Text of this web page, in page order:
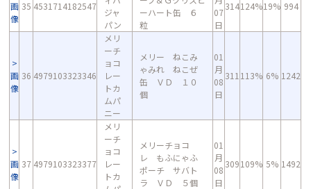
画
像
35 4531714182547
ジャ
パン
ーハート缶 ６
粒
07
日
314124%19% 994
画
像
36 4979103323346
メリ
ーチ
ョコ
レー
トカ
ムパ
ニー
メリー ねこみ
ゃみれ ねこぜ
缶 ＶＤ １０
個
01
月
08
日
311 113% 6% 1242
画
像
37 4979103323377
メリ
ーチ
ョコ
レー
トカ
メリーチョコ
レ もふにゃふ
ポーチ サバト
ラ ＶＤ ５個
01
月
08
日
309109% 5% 1492